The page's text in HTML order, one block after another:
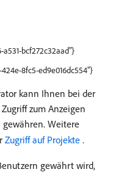
a531-bcf272c32aad"}
8fc5-ed9e016dc554"}
kann Ihnen bei der
zum Anzeigen
Weitere
Zugriff auf Projekte ​ .
gewährt wird,